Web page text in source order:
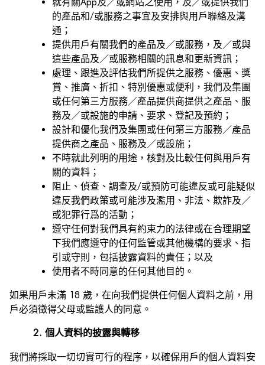
的產品和/或服務之事宜及安排與用戶聯絡及溝
通；
提供用戶有關我們的產品及／或服務，及／或與
這些產品及／或服務相關的訊息和更新資訊；
處理、跟進及評估我們所提供之服務、優惠、獎
賞、推廣、折扣、特別優惠或便利，我們及集團
或任何第三方服務／產品提供商提供之產品、服
務及／或設施的申請、要求、登記及預約；
設計和優化我們及集團或任何第三方服務／產品
提供商之產品、服務及／或設施；
不時就此列明的用途，核對及比較任何與用戶有
關的資料；
阻止、偵查、調查及/或預防可能違反或可能疑似
違反我們政策或可能涉及濫用、非法、欺詐及／
或犯罪行爲的活動；
遵守任何對我們具有約束力的法律或在合理期望
下我們應遵守的任何監管或其他機構的要求、指
引或守則，包括披露資料的責任；以及
使用者不時同意的任何其他目的。
如果用戶未滿 18 歲，在向我們提供任何個人資料之前，用
戶必須徵得父母或監護人的同意。
2. 個人資料的披露與轉移
我們將採取一切切實可行的程序，以確保用戶的個人資料安